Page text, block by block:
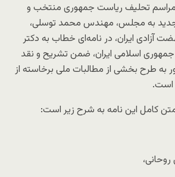
مراسم تحلیف ریاست جمهوری منتخب و
جدید به مجلس، مهندس محمد توسلی،
آزادی ایران، در نامه‌ای خطاب به دکتر
اسلامی ایران، ضمن تشریح و نقد
طرح بخشی از مطالبات ملی برخاسته از
است.
متن کامل این نامه به شرح زیر است: